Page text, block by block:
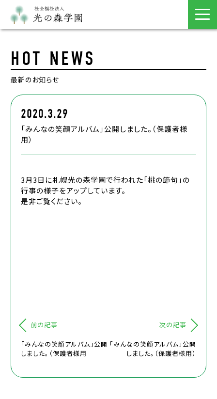
HOT NEWS
最新のお知らせ
2020.3.29
「みんなの笑顔アルバム」公開しました。（保護者様
用）
3月3日に札幌光の森学園で行われた「桃の節句」の
行事の様子をアップしています。
是非ご覧ください。
前の記事
「みんなの笑顔アルバム」公開
しました。（保護者様用
次の記事
「みんなの笑顔アルバム」公開
しました。（保護者様用）